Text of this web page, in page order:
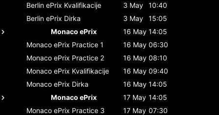
Berlin ePrix Kvalifikacije 3 May
10:40
Berlin ePrix Dirka 3 May
15:05
Monaco ePrix
16 May 14:05
Monaco ePrix Practice 1 16 May 06:30
Monaco ePrix Practice 2 16 May 08:10
Monaco ePrix Kvalifikacije 16 May 09:40
Monaco ePrix Dirka 16 May 14:05
Monaco ePrix
17 May 14:05
Monaco ePrix Practice 3 17 May 07:30